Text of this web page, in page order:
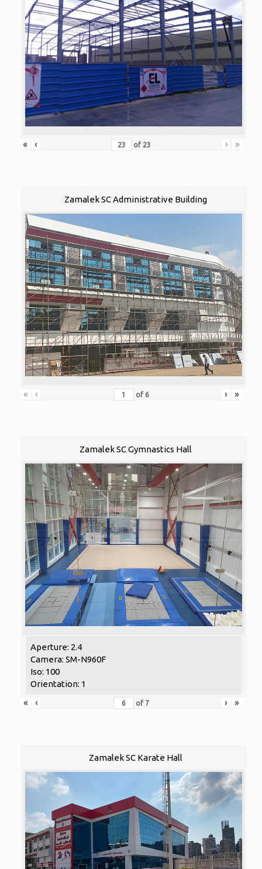
« ‹ of 23 › »
Zamalek SC Administrative Building
« ‹ of 6 › »
Zamalek SC Gymnastics Hall
Aperture: 2.4
Camera: SM-N960F
Iso: 100
Orientation: 1
«
‹ of 7 › »
Zamalek SC Karate Hall